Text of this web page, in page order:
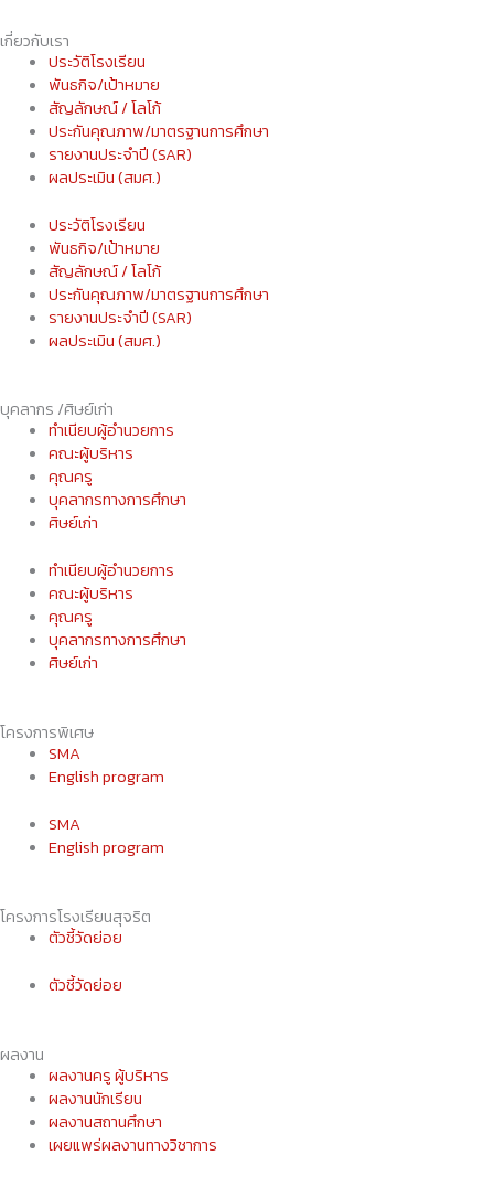
เกี่ยวกับเรา
ประวัติโรงเรียน
พันธกิจ/เป้าหมาย
สัญลักษณ์ / โลโก้
ประกันคุณภาพ/มาตรฐานการศึกษา
รายงานประจำปี (SAR)
ผลประเมิน (สมศ.)
ประวัติโรงเรียน
พันธกิจ/เป้าหมาย
สัญลักษณ์ / โลโก้
ประกันคุณภาพ/มาตรฐานการศึกษา
รายงานประจำปี (SAR)
ผลประเมิน (สมศ.)
บุคลากร /ศิษย์เก่า
ทําเนียบผู้อำนวยการ
คณะผู้บริหาร
คุณครู
บุคลากรทางการศึกษา
ศิษย์เก่า
ทําเนียบผู้อำนวยการ
คณะผู้บริหาร
คุณครู
บุคลากรทางการศึกษา
ศิษย์เก่า
โครงการพิเศษ
SMA
English program
SMA
English program
โครงการโรงเรียนสุจริต
ตัวชี้วัดย่อย
ตัวชี้วัดย่อย
ผลงาน
ผลงานครู ผู้บริหาร
ผลงานนักเรียน
ผลงานสถานศึกษา
เผยแพร่ผลงานทางวิชาการ